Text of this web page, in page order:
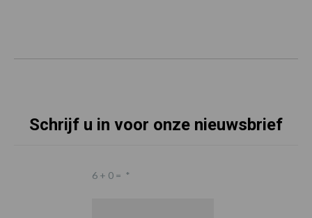
Schrijf u in voor onze nieuwsbrief
6 + 0 = *